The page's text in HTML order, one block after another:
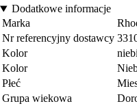
Dodatkowe informacje
Marka
Nr referencyjny dostawcy
Kolor
Kolor
Płeć
Grupa wiekowa